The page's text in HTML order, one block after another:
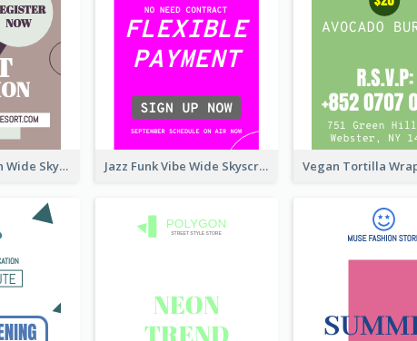
Elegant Vocation Wide Skyscraper Banner Design Jazz Funk Vibe Wide Skyscraper Banner